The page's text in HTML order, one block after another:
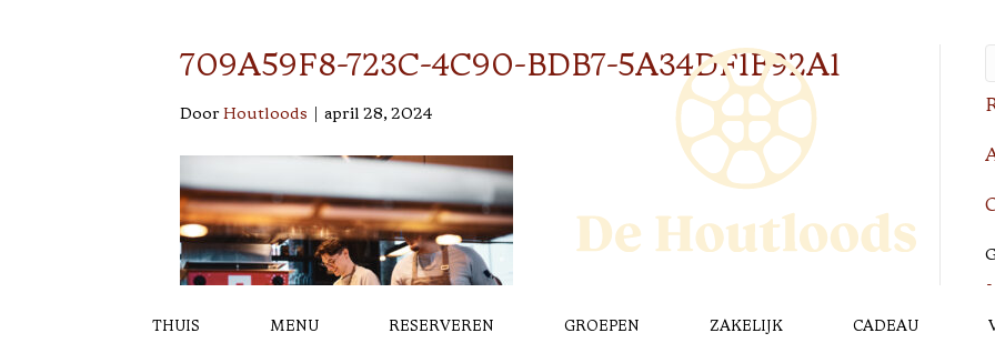
THUIS MENU RESERVEREN GROEPEN ZAKELIJK CADEAU
709A59F8-723C-4C90-BDB7-5A34DF1B92A1
DoorHoutloods april 28, 2024